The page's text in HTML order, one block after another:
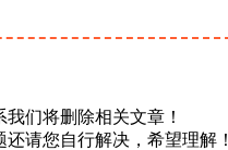
们将删除相关文章！
请您自行解决，希望理解！